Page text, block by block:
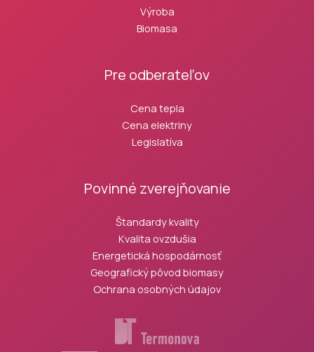
Výroba
Biomasa
Pre odberateľov
Cena tepla
Cena elektriny
Legislatíva
Povinné zverejňovanie
Štandardy kvality
Kvalita ovzdušia
Energetická hospodárnosť
Geografický pôvod biomasy
Ochrana osobných údajov